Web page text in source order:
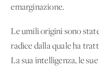
emarginazione.
Le umili origini sono
radice dalla quale ha
La sua intelligenza, le